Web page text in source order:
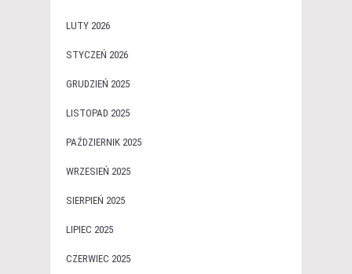
LUTY 2026
STYCZEŃ 2026
GRUDZIEŃ 2025
LISTOPAD 2025
PAŹDZIERNIK 2025
WRZESIEŃ 2025
SIERPIEŃ 2025
LIPIEC 2025
CZERWIEC 2025